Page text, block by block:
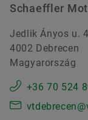
Schaeffler
Jedlik Ányos u.
4002 Debrecen
Magyarország
+36 70 524